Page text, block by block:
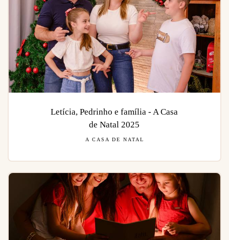
Letícia, Pedrinho e família - A Casa
de Natal 2025
A CASA DE NATAL